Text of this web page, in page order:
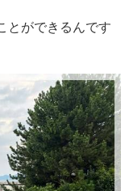
とができるんです